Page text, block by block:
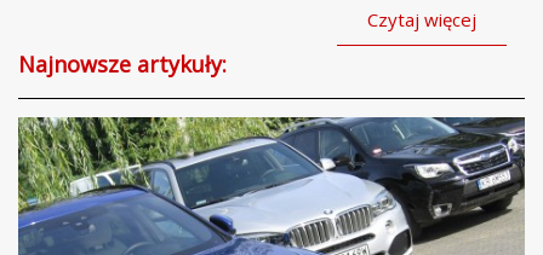
Czytaj więcej
Najnowsze artykuły: